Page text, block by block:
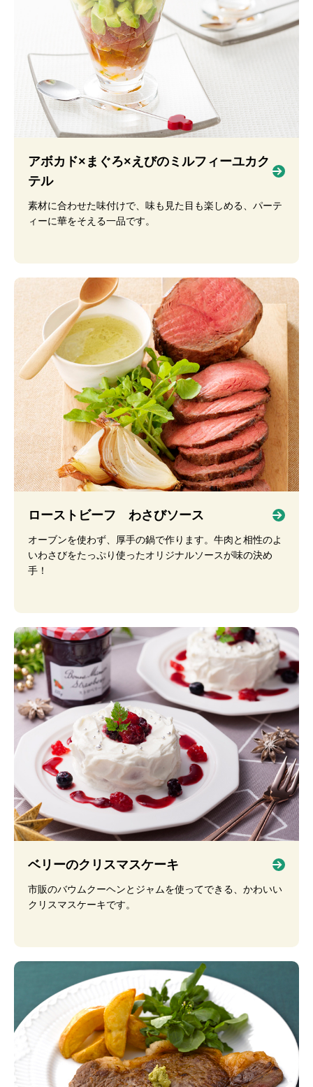
アボカド×まぐろ×えびのミルフィーユカク
テル
素材に合わせた味付けで、味も見た目も楽しめる、パーテ
ィーに華をそえる一品です。
ローストビーフ わさびソース
オーブンを使わず、厚手の鍋で作ります。牛肉と相性のよ
いわさびをたっぷり使ったオリジナルソースが味の決め
手！
ベリーのクリスマスケーキ
市販のバウムクーヘンとジャムを使ってできる、かわいい
クリスマスケーキです。